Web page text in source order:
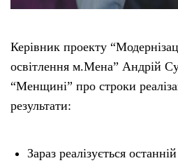
Керівник проекту
освітлення м.Мена” Андрій
“Менщині” про строки
результати:
Зараз реалізується